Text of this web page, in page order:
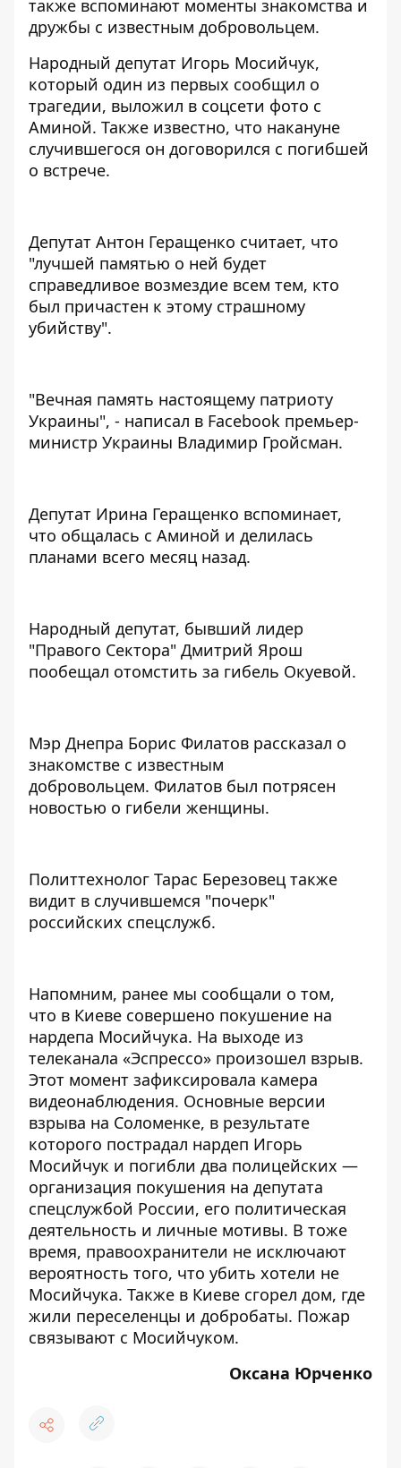
также вспоминают моменты знакомства и
дружбы с известным добровольцем.
Народный депутат Игорь Мосийчук,
который один из первых сообщил о
трагедии, выложил в соцсети фото с
Аминой. Также известно, что накануне
случившегося он договорился с погибшей
о встрече.
Депутат Антон Геращенко считает, что
"лучшей памятью о ней будет
справедливое возмездие всем тем, кто
был причастен к этому страшному
убийству".
"Вечная память настоящему патриоту
Украины", - написал в Facebook премьер-
министр Украины Владимир Гройсман.
Депутат Ирина Геращенко вспоминает,
что общалась с Аминой и делилась
планами всего месяц назад.
Народный депутат, бывший лидер
"Правого Сектора" Дмитрий Ярош
пообещал отомстить за гибель Окуевой.
Мэр Днепра Борис Филатов рассказал о
знакомстве с известным
добровольцем. Филатов был потрясен
новостью о гибели женщины.
Политтехнолог Тарас Березовец также
видит в случившемся "почерк"
российских спецслужб.
Напомним, ранее мы сообщали о том,
что в Киеве совершено покушение на
нардепа Мосийчука. На выходе из
телеканала «Эспрессо» произошел взрыв.
Этот момент зафиксировала камера
видеонаблюдения. Основные версии
взрыва на Соломенке, в результате
которого пострадал нардеп Игорь
Мосийчук и погибли два полицейских —
организация покушения на депутата
спецслужбой России, его политическая
деятельность и личные мотивы. В тоже
время, правоохранители не исключают
вероятность того, что убить хотели не
Мосийчука. Также в Киеве сгорел дом, где
жили переселенцы и добробаты. Пожар
связывают с Мосийчуком.
Оксана Юрченко